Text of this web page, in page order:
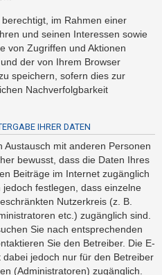
im Rahmen einer
und seinen Interessen sowie
von Zugriffen und Aktionen
der von Ihrem Browser
speichern, sofern dies zur
Nachverfolgbarkeit
IHRER DATEN
mit anderen Personen
bewusst, dass die Daten Ihres
Beiträge im Internet zugänglich
festlegen, dass einzelne
Nutzerkreis (z. B.
etc.) zugänglich sind.
Sie nach entsprechenden
Sie den Betreiber. Die E-
jedoch nur für den Betreiber
(Administratoren) zugänglich.